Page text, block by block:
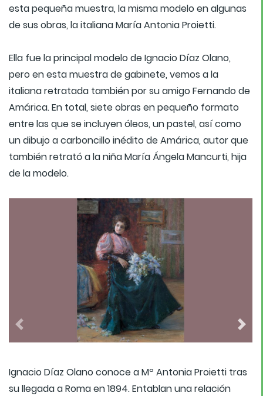
esta pequeña muestra, la misma modelo en algunas
de sus obras, la italiana María Antonia Proietti.
Ella fue la principal modelo de Ignacio Díaz Olano,
pero en esta muestra de gabinete, vemos a la
italiana retratada también por su amigo Fernando de
Amárica. En total, siete obras en pequeño formato
entre las que se incluyen óleos, un pastel, así como
un dibujo a carboncillo inédito de Amárica, autor que
también retrató a la niña María Ángela Mancurti, hija
de la modelo.
Ignacio Díaz Olano conoce a Mª Antonia Proietti tras
su llegada a Roma en 1894. Entablan una relación
Previous Next